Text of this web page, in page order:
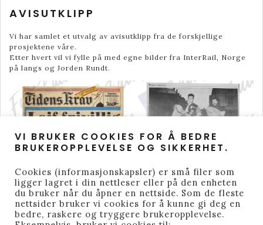
AVISUTKLIPP
Vi har samlet et utvalg av avisutklipp fra de forskjellige
prosjektene våre.
Etter hvert vil vi fylle på med egne bilder fra InterRail, Norge
på langs og Jorden Rundt.
VI BRUKER COOKIES FOR Å BEDRE
BRUKEROPPLEVELSE OG SIKKERHET.
Cookies (informasjonskapsler) er små filer som
ligger lagret i din nettleser eller på den enheten
du bruker når du åpner en nettside. Som de fleste
nettsider bruker vi cookies for å kunne gi deg en
bedre, raskere og tryggere brukeropplevelse.